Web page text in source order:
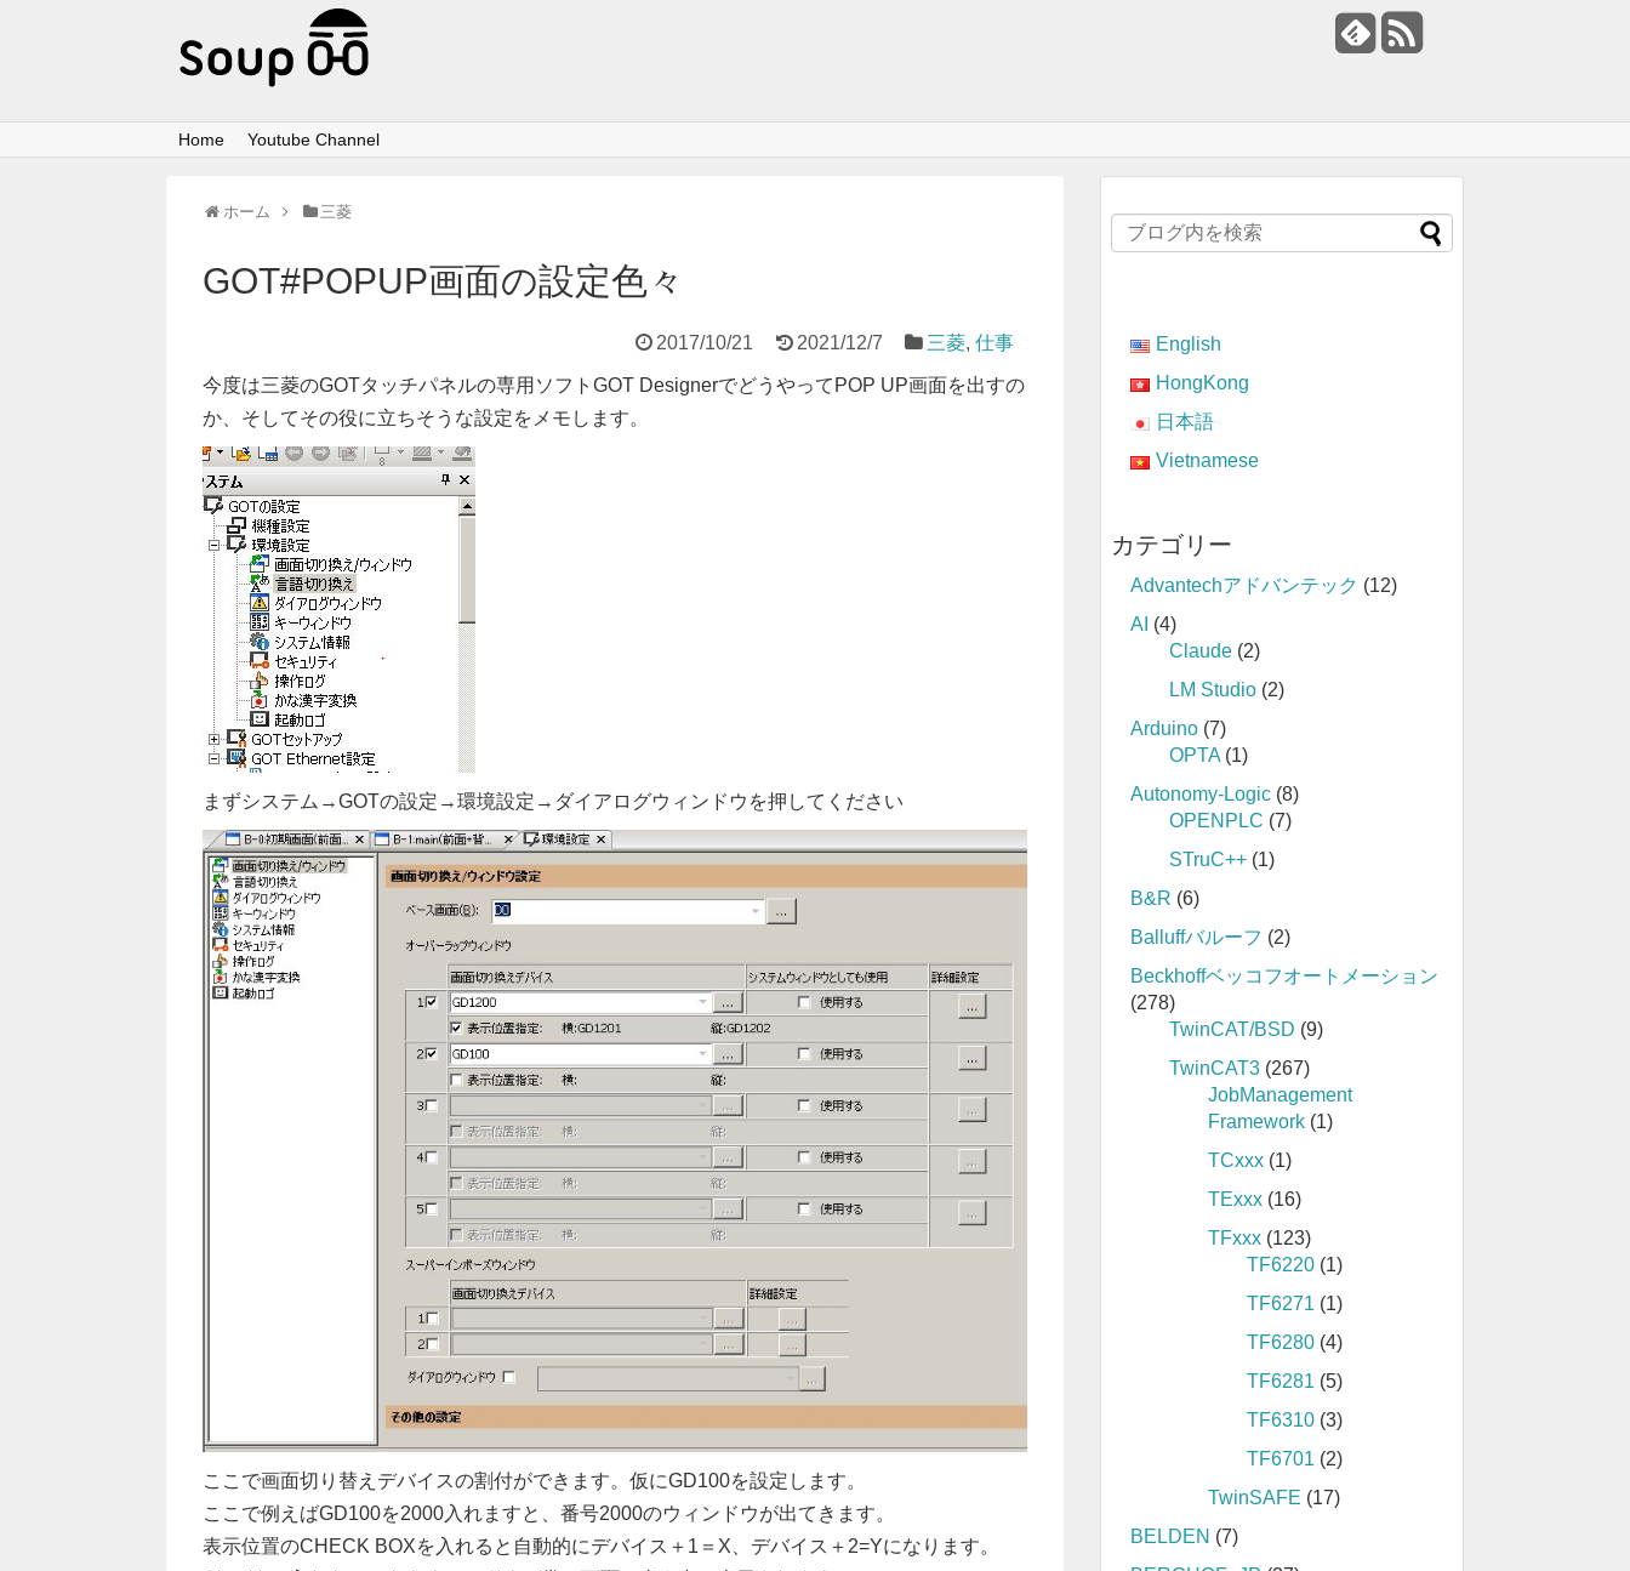
Home Youtube Channel
ホーム 三菱
GOT#POPUP画面の設定色々
2017/10/21 2021/12/7 三菱, 仕事
今度は三菱のGOTタッチパネルの専用ソフトGOT DesignerでどうやってPOP UP画面を出すの
か、そしてその役に立ちそうな設定をメモします。
まずシステム→GOTの設定→環境設定→ダイアログウィンドウを押してください
ここで画面切り替えデバイスの割付ができます。仮にGD100を設定します。
ここで例えばGD100を2000入れますと、番号2000のウィンドウが出てきます。
表示位置のCHECK BOXを入れると自動的にデバイス＋1＝X、デバイス＋2=Yになります。
English
HongKong
日本語
Vietnamese
カテゴリー
Advantechアドバンテック (12)
AI (4)
Claude (2)
LM Studio (2)
Arduino (7)
OPTA (1)
Autonomy-Logic (8)
OPENPLC (7)
STruC++ (1)
B&R (6)
Balluffバルーフ (2)
Beckhoffベッコフオートメーション
(278)
TwinCAT/BSD (9)
TwinCAT3 (267)
JobManagement
Framework (1)
TCxxx (1)
TExxx (16)
TFxxx (123)
TF6220 (1)
TF6271 (1)
TF6280 (4)
TF6281 (5)
TF6310 (3)
TF6701 (2)
TwinSAFE (17)
BELDEN (7)